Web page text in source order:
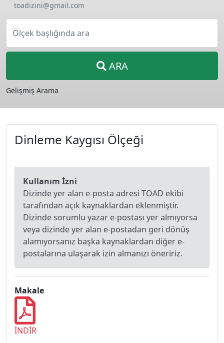
toadizini@gmail.com
Ölçek başlığında ara
ARA
Gelişmiş Arama
Dinleme Kaygısı Ölçeği
Kullanım İzni
Dizinde yer alan e-posta adresi TOAD ekibi
tarafından açık kaynaklardan eklenmiştir.
Dizinde sorumlu yazar e-postası yer almıyorsa
veya dizinde yer alan e-postadan geri dönüş
alamıyorsanız başka kaynaklardan diğer e-
postalarına ulaşarak izin almanızı öneririz.
Makale
İNDİR